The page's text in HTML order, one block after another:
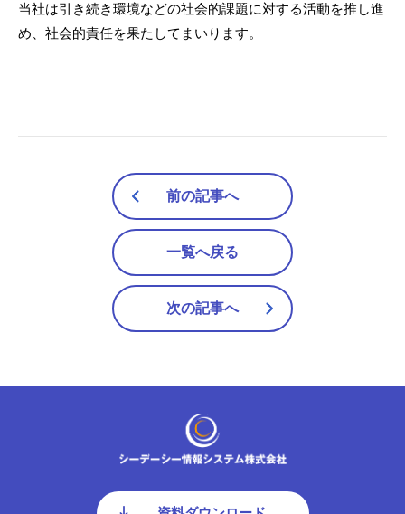
当社は引き続き環境などの社会的課題に対する活動を推し進
め、社会的責任を果たしてまいります。
前の記事へ
一覧へ戻る
次の記事へ